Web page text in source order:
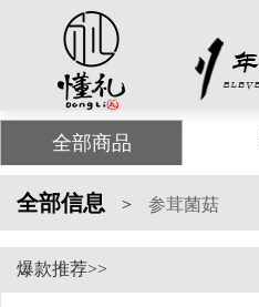
全部商品
全部信息 > 参茸菌菇
爆款推荐>>